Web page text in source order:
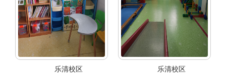
乐清校区 乐清校区